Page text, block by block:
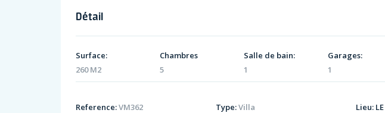
Détail
Surface:
260 M2
Chambres
5
Salle de bain:
1
Garages:
1
Reference:VM362 Type:Villa Lieu: